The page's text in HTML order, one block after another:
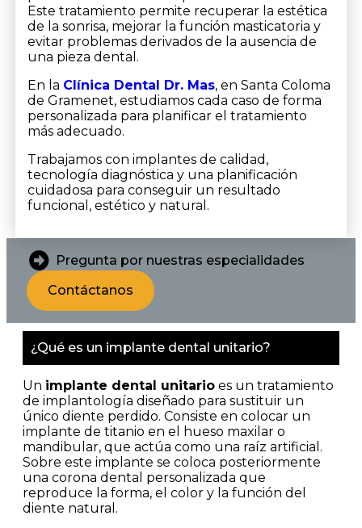
Este tratamiento permite recuperar la estética
de la sonrisa, mejorar la función masticatoria y
evitar problemas derivados de la ausencia de
una pieza dental.
En la Clínica Dental Dr. Mas, en Santa Coloma
de Gramenet, estudiamos cada caso de forma
personalizada para planificar el tratamiento
más adecuado.
Trabajamos con implantes de calidad,
tecnología diagnóstica y una planificación
cuidadosa para conseguir un resultado
funcional, estético y natural.
Pregunta por nuestras especialidades
Contáctanos
¿Qué es un implante dental unitario?
Un implante dental unitario es un tratamiento
de implantología diseñado para sustituir un
único diente perdido. Consiste en colocar un
implante de titanio en el hueso maxilar o
mandibular, que actúa como una raíz artificial.
Sobre este implante se coloca posteriormente
una corona dental personalizada que
reproduce la forma, el color y la función del
diente natural.